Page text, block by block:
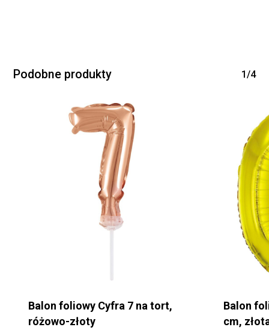
Podobne produkty 1/4
Balon foliowy Cyfra 7 na tort,
różowo-złoty
Balon
cm,